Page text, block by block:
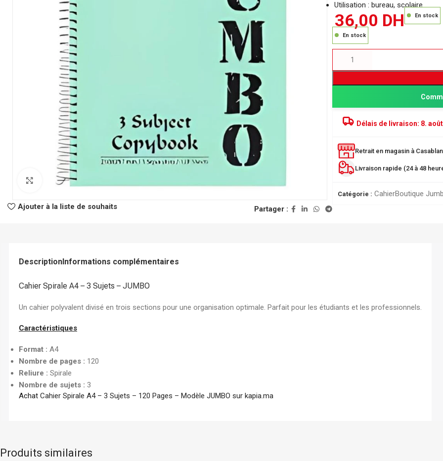
Classeur à Levier
Classeur Rigide
Intercalaire
Ramette Chemise
Dossier Suspendu
AUTRES
Fastener
PRODUITS POPULAIRE
Nuageux - Idéal pour
28,00DH
robuste pour archivage
Click to enlarge
Ajouter à la liste de souhaits Partager :
Utilisation : bureau, scolaire
36,00 DH En stock
En stock
Délais de livraison: 8.
Retrait en magasin à
Livraison rapide (24 à 48
Catégorie : CahierBoutique
DescriptionInformations complémentaires
Cahier Spirale A4 – 3 Sujets – JUMBO
Un cahier polyvalent divisé en trois sections pour une organisation optimale. Parfait pour les étudiants et les professionnels.
Caractéristiques
Format : A4
Nombre de pages : 120
Reliure : Spirale
Nombre de sujets : 3
Achat Cahier Spirale A4 – 3 Sujets – 120 Pages – Modèle JUMBO sur kapia.ma
Produits similaires
Logitech